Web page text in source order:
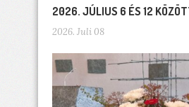
2026. JÚLIUS 6 ÉS 12
2026. Juli 08